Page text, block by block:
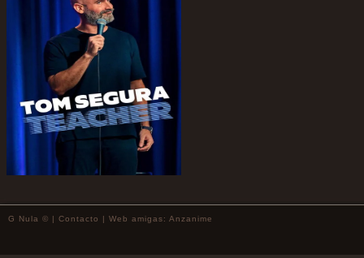
G Nula © | Contacto | Web amigas: Anzanime